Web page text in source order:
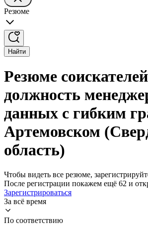
Резюме
Найти
Резюме
должность
данных с гибким
Артемовском
область)
Чтобы видеть все резюме,
После регистрации покажем ещё 62 и
Зарегистрироваться
За всё время
По соответствию